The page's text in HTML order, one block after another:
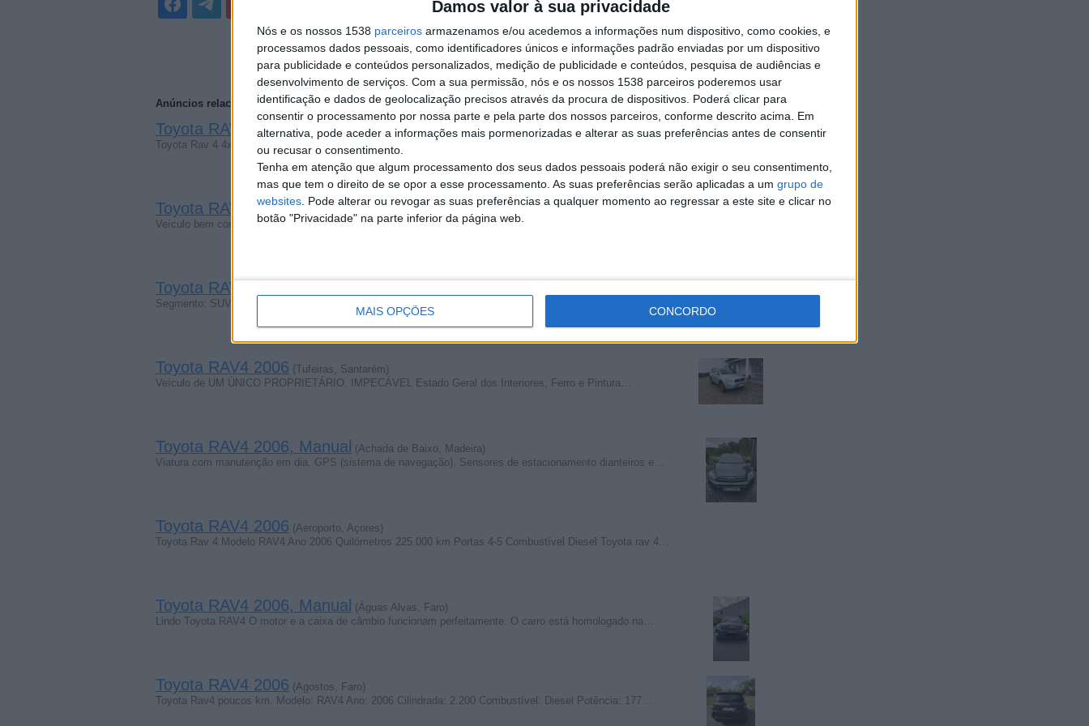
Damos valor à sua privacidade
Nós e os nossos 1538 parceiros armazenamos e/ou acedemos a informações num dispositivo, como cookies, e
processamos dados pessoais, como identificadores únicos e informações padrão enviadas por um dispositivo
para publicidade e conteúdos personalizados, medição de publicidade e conteúdos, pesquisa de audiências e
desenvolvimento de serviços. Com a sua permissão, nós e os nossos 1538 parceiros poderemos usar
identificação e dados de geolocalização precisos através da procura de dispositivos. Poderá clicar para
consentir o processamento por nossa parte e pela parte dos nossos parceiros, conforme descrito acima. Em
alternativa, pode aceder a informações mais pormenorizadas e alterar as suas preferências antes de consentir
ou recusar o consentimento.
Tenha em atenção que algum processamento dos seus dados pessoais poderá não exigir o seu consentimento,
mas que tem o direito de se opor a esse processamento. As suas preferências serão aplicadas a um grupo de
websites . Pode alterar ou revogar as suas preferências a qualquer momento ao regressar a este site e clicar no
botão "Privacidade" na parte inferior da página web.
MAIS OPÇÕES CONCORDO
Denunciar o anúncio
Anúncios relacionados
Toyota RAV4 2006, Manual(Faro)
Toyota Rav 4 4x4 2000 € Toyota Rav4 4x4 em muito bom estado.
Toyota RAV4 2006, Manual (Aguiar, Évora)
Veículo bem conservado.Imposto rodoviário baixo.GPS .Radares de estacionamento dianteiros e…
Toyota RAV4 2019
Segmento: SUV/TT Matrícula:67XS66 Ano: 2019 Modelo: RAV4 Mês de Registo: Julho Cilindrada:2.500…
Toyota RAV4 2006 (Tufeiras, Santarém)
Veículo de UM ÚNICO PROPRIETÁRIO. IMPECÁVEL Estado Geral dos Interiores, Ferro e Pintura…
Toyota RAV4 2006, Manual
(Achada de Baixo, Madeira)
Viatura com manutenção em dia. GPS (sistema de navegação). Sensores de estacionamento dianteiros e…
Toyota RAV4 2006 (Aeroporto, Açores)
Toyota Rav 4 Modelo RAV4 Ano 2006 Quilómetros 225.000 km Portas 4-5 Combustível Diesel Toyota rav 4…
Toyota RAV4 2006, Manual
(Águas Alvas, Faro)
Lindo Toyota RAV4 O motor e a caixa de câmbio funcionam perfeitamente. O carro está homologado na…
Toyota RAV4 2006 (Agostos, Faro)
Toyota Rav4 poucos km. Modelo: RAV4 Ano: 2006 Cilindrada: 2.200 Combustível: Diesel Potência: 177…